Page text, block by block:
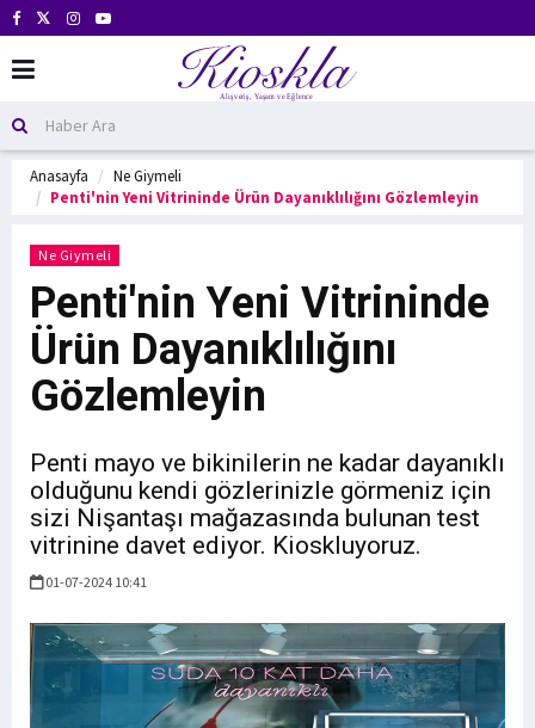
Anasayfa
Ne Giymeli
Penti'nin Yeni Vitrininde Ürün Dayanıklılığını Gözlemleyin
Ne Giymeli
Penti'nin Yeni Vitrininde
Ürün Dayanıklılığını
Gözlemleyin
Penti mayo ve bikinilerin ne kadar dayanıklı
olduğunu kendi gözlerinizle görmeniz için
sizi Nişantaşı mağazasında bulunan test
vitrinine davet ediyor. Kioskluyoruz.
01-07-2024 10:41